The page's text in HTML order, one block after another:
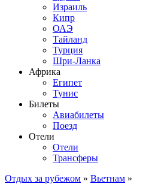
Израиль
Кипр
ОАЭ
Тайланд
Турция
Шри-Ланка
Африка
Египет
Тунис
Билеты
Авиабилеты
Поезд
Отели
Отели
Трансферы
Отдых за рубежом » Вьетнам »